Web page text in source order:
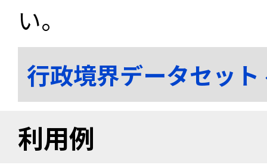
い。
行政境界データセッ
利用例